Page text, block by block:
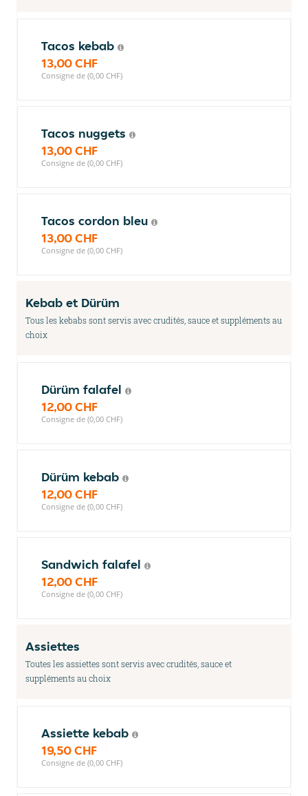
Tacos kebab
13,00 CHF
Consigne de (0,00 CHF)
Tacos nuggets
13,00 CHF
Consigne de (0,00 CHF)
Tacos cordon bleu
13,00 CHF
Consigne de (0,00 CHF)
Kebab et Dürüm
Tous les kebabs sont servis avec crudités, sauce et suppléments au
choix
Dürüm falafel
12,00 CHF
Consigne de (0,00 CHF)
Dürüm kebab
12,00 CHF
Consigne de (0,00 CHF)
Sandwich falafel
12,00 CHF
Consigne de (0,00 CHF)
Assiettes
Toutes les assiettes sont servis avec crudités, sauce et
suppléments au choix
Assiette kebab
19,50 CHF
Consigne de (0,00 CHF)